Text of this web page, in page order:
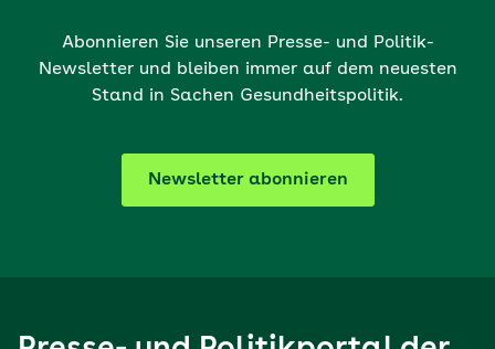
Abonnieren Sie unseren Presse- und Politik-
Newsletter und bleiben immer auf dem neuesten
Stand in Sachen Gesundheitspolitik.
Newsletter abonnieren